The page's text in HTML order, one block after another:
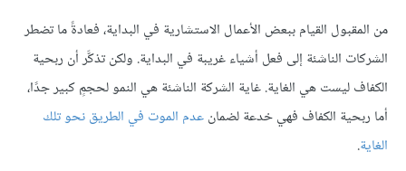
من المقبول القيام ببعض الأعمال الاستشارية في البداية، فعادةً ما تضطر
الشركات الناشئة إلى فعل أشياء غريبة في البداية. ولكن تذكَّر أن ربحية
الكفاف ليست هي الغاية. غاية الشركة الناشئة هي النمو لحجمٍ كبير جدًا،
أما ربحية الكفاف فهي خدعة لضمانعدم الموت في الطريق نحو تلك
الغاية.